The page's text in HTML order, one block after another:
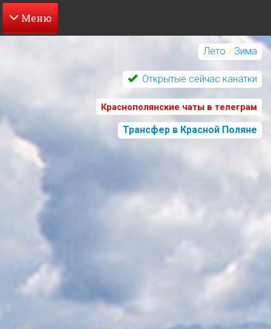
Перейти
Лето / Зима
Открытые сейчас канатки
Краснополянские чаты в телеграм
Трансфер в Красной Поляне